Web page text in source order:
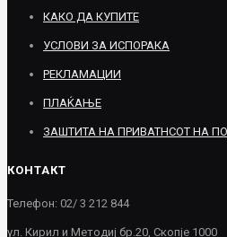
КАКО ДА КУПИТЕ
УСЛОВИ ЗА ИСПОРАКА
РЕКЛАМАЦИИ
ПЛАЌАЊЕ
ЗАШТИТА НА ПРИВАТНСОТ НА
КОНТАКТ
Телефон: 02/ 3 212 844
ул. Кирил и Методиј бр.20, Скопје 1000